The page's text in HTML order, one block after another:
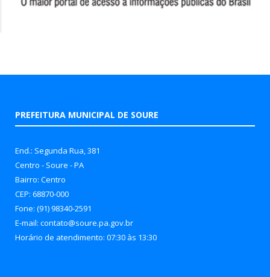
PREFEITURA MUNICIPAL DE SOURE
End.: Segunda Rua, 381
Centro - Soure - PA
Bairro: Centro
CEP: 68870-000
Fone: (91) 98340-2591
E-mail: contato@soure.pa.gov.br
Horário de atendimento: 07:30 às 13:30